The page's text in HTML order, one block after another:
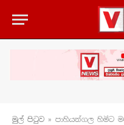
මුල් පිටු​ව » පාහියන්ගල හිමිට